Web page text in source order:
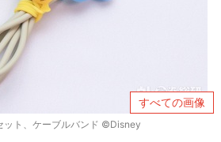
すべての画像
ット、ケーブルバンド ©Disney